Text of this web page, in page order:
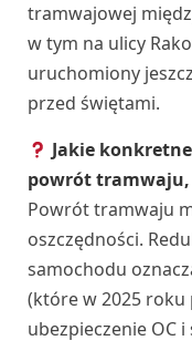
tramwajowej
w tym na ulicy
uruchomiony
przed świętami.
Jakie
powrót tramwaju,
Powrót tramwaju
oszczędności.
samochodu
(które w 2025
ubezpieczenie OC